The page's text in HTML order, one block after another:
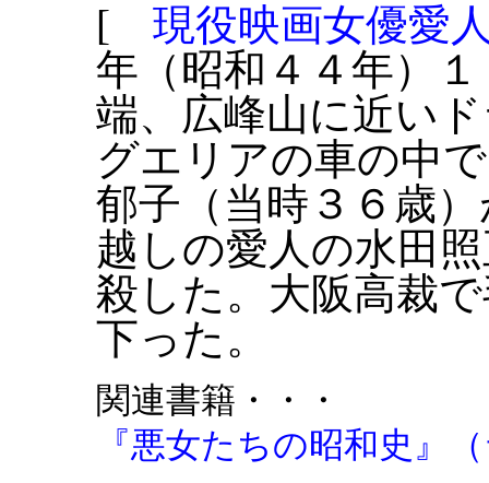
[ 現役映画女優愛
年（昭和４４年）
端、広峰山に近い
グエリアの車の中
郁子（当時３６歳
越しの愛人の水田
殺した。大阪高裁
下った。
関連書籍・・・
『悪女たちの昭和史』